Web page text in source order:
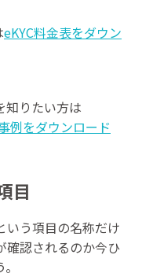
eKYC料金表をダウン
知りたい方は
例をダウンロード
目
いう項目の名称だけ
確認されるのか今ひ